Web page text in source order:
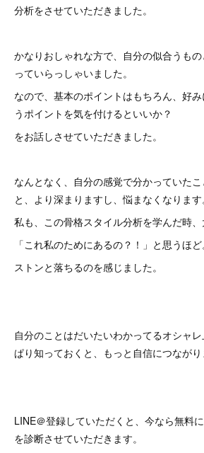
分析をさせていただきました。
かなりおしゃれな方で、自分の似合うも
っていらっしゃいました。
なので、基本のポイントはもちろん、好
うポイントを気を付けるといいか？
をお話しさせていただきました。
なんとなく、自分の感覚で分かっていた
と、より深まりますし、悩まなくなります
私も、この骨格スタイル分析を学んだ時、
「これ私のためにあるの？！」と思うほど
ストンと落ちるのを感じました。
自分のことはだいたいわかってるオシャ
ぱり知っておくと、もっと自信につながり
LINE＠登録していただくと、今なら無料
を診断させていただきます。